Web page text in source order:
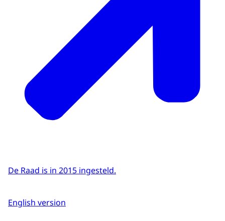
De Raad is in 2015 ingesteld.
English version